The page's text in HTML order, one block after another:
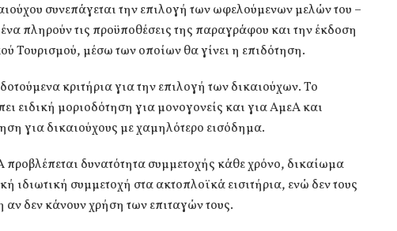
συνεπάγεται την επιλογή των ωφελούμενων μελών του –
πληρούν τις προϋποθέσεις της παραγράφου και την έκδοση
Τουρισμού, μέσω των οποίων θα γίνει η επιδότηση.
κριτήρια για την επιλογή των δικαιούχων. Το
ειδική μοριοδότηση για μονογονείς και για ΑμεΑ και
για δικαιούχους με χαμηλότερο εισόδημα.
δυνατότητα συμμετοχής κάθε χρόνο, δικαίωμα
ιδιωτική συμμετοχή στα ακτοπλοϊκά εισιτήρια, ενώ δεν τους
αν δεν κάνουν χρήση των επιταγών τους.